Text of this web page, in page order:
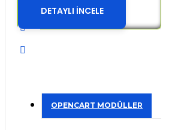
DETAYLI İNCELE
OPENCART MODÜLLER